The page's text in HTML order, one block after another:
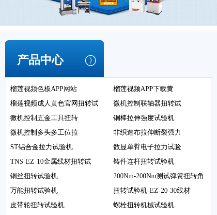
产品中心
榴莲视频色板APP网站
榴莲视频APP下载黄
榴莲视频成人黄色官网扭转试
微机控制联轴器扭转试
微机控制五金工具扭转
铜棒拉伸强度试验机
微机控制多头多工位拉
非织造布拉伸断裂强力
ST铝合金拉力试验机
数显单臂电子拉力试验
TNS-EZ-10金属线材扭转试
铸件连杆扭转试验机
铜丝扭转试验机
200Nm-200Nm测试弹簧扭转角
万能扭转试验机
扭转试验机-EZ-20-30线材
皮带轮扭转试验机
螺栓扭转机械试验机